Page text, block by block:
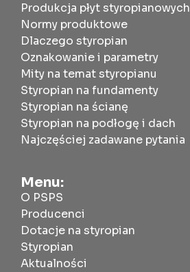
Produkcja płyt styropianowych
Normy produktowe
Dlaczego styropian
Oznakowanie i parametry
Mity na temat styropianu
Styropian na fundamenty
Styropian na ścianę
Styropian na podłogę i dach
Najczęściej zadawane pytania
Menu:
O PSPS
Producenci
Dotacje na styropian
Styropian
Aktualności